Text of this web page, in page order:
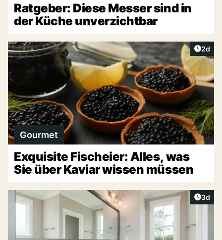
Ratgeber: Diese Messer sind in
der Küche unverzichtbar
2d
Gourmet
Exquisite Fischeier: Alles, was
Sie über Kaviar wissen müssen
3d